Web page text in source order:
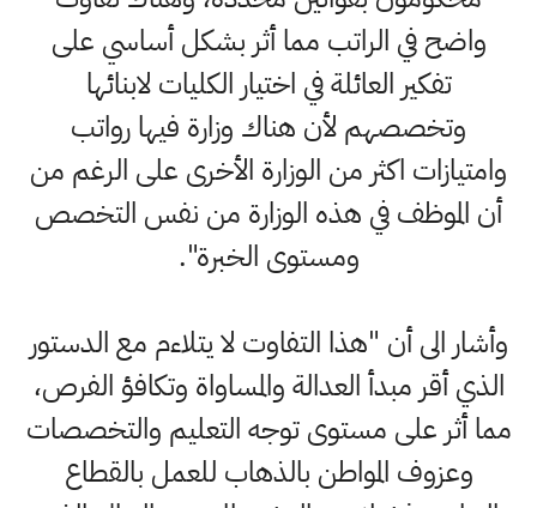
واضح في الراتب مما أثر بشكل أساسي على
تفكير العائلة في اختيار الكليات لابنائها
وتخصصهم لأن هناك وزارة فيها رواتب
وامتيازات اكثر من الوزارة الأخرى على الرغم من
أن الموظف في هذه الوزارة من نفس التخصص
ومستوى الخبرة".
وأشار الى أن "هذا التفاوت لا يتلاءم مع الدستور
الذي أقر مبدأ العدالة والمساواة وتكافؤ الفرص،
مما أثر على مستوى توجه التعليم والتخصصات
وعزوف المواطن بالذهاب للعمل بالقطاع